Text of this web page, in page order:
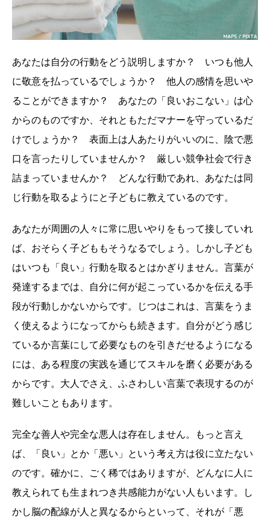
あなたは自分の行動をどう説明しますか？ いつも他人
に敬意を払っているでしょうか？ 他人の感情を思いや
ることができますか？ あなたの「良いおこない」は心
からのものですか、それともただマナーを守っているだ
けでしょうか？ 表面上は人あたりがいいのに、陰で悪
口を言ったりしていませんか？ 厳しい競争社会で行き
詰まっていませんか？ どんな行動であれ、あなたは同
じ行動を取るようにと子どもに教えているのです。
あなたが周囲の人々に常に思いやりをもって接していれ
ば、おそらく子どももそうなるでしょう。しかし子ども
はいつも「良い」行動を取るとはかぎりません。言葉が
発達するまでは、自分に何が起こっているかを伝える手
段が行動しかないからです。じつはこれは、言葉をうま
く使えるようになってからも続きます。自分がどう感じ
ているか言葉にして必要なものを引きだせるようになる
には、ある程度の実践を通じてスキルを磨く必要がある
からです。大人でさえ、ふさわしい言葉で表現するのが
難しいこともあります。
完全な善人や完全な悪人は存在しません。もっと言え
ば、「良い」とか「悪い」という考え方は役に立たない
のです。確かに、ごく稀ではありますが、どんなに人に
教えられても生まれつき共感能力がない人もいます。し
かし脳の配線が人と異なるからといって、それが「悪